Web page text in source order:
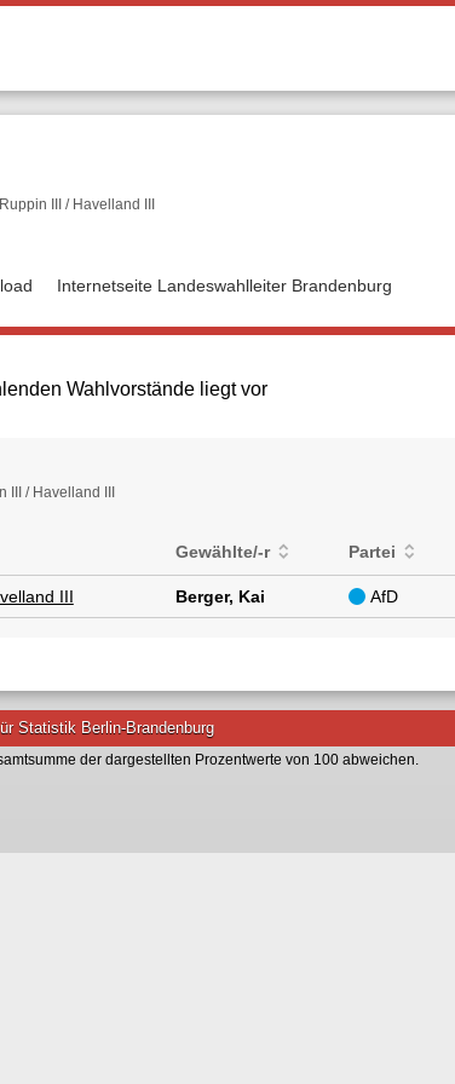
III / Havelland III
Internetseite Landeswahlleiter Brandenburg
Wahlvorstände liegt vor
/ Havelland III
Gewählte/-r Partei
III Berger, Kai AfD
Statistik Berlin-Brandenburg
der dargestellten Prozentwerte von 100 abweichen.